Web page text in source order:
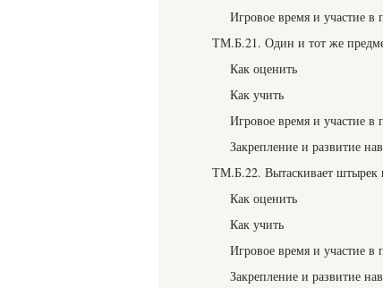
Игровое время и участие в
ТМ.Б.21. Один и тот же
Как оценить
Как учить
Игровое время и участие в
Закрепление и развитие
ТМ.Б.22. Вытаскивает штырек
Как оценить
Как учить
Игровое время и участие в
Закрепление и развитие